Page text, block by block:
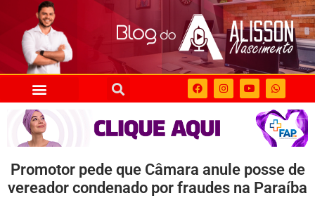
Promotor pede que Câmara anule posse de
vereador condenado por fraudes na Paraíba